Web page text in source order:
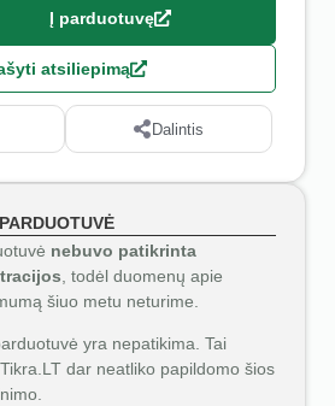
Į parduotuvę
atsiliepimą
Dalintis
nebuvo patikrinta
, todėl duomenų apie
šiuo metu neturime.
yra nepatikima. Tai
dar neatliko papildomo šios